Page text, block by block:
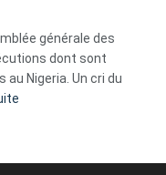
ses
tripes »
générale des
dont sont
Nigeria. Un cri du